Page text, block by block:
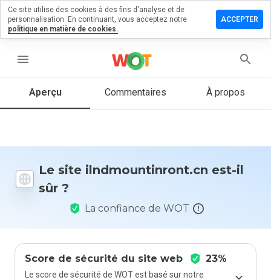
menu
Aperçu Commentaires À propos
Le site ilndmountinront.cn est-il
sûr ?
La confiance de WOT
Score de sécurité du site web 23%
Le score de sécurité de WOT est basé sur notre
un
sur
Quelle
donneriez-
Ce site utilise des cookies à des fins d'analyse et de
personnalisation. En continuant, vous acceptez notre
politique en matière de cookies.
ACCEPTER